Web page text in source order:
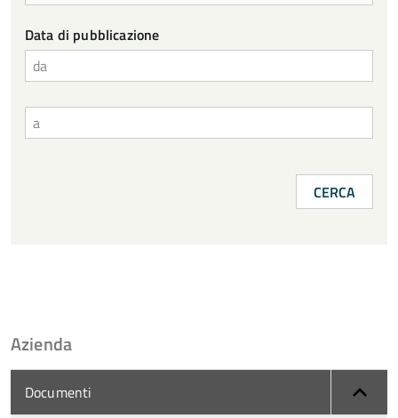
Data di pubblicazione
da
a
Azienda
Documenti